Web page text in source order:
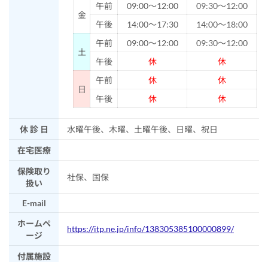
金
午前 09:00～12:00
09:30～12:00
午後
14:00～17:30 14:00～18:00
土
午前 09:00～12:00
09:30～12:00
午後
休 休
日
午前 休
休
午後
休 休
休 診 日 水曜午後、木曜、土曜午後、日曜、祝日
在宅医療
保険取り
扱い
社保、国保
E-mail
ホームペ
ージ
https://itp.ne.jp/info/138305385100000899/
付属施設